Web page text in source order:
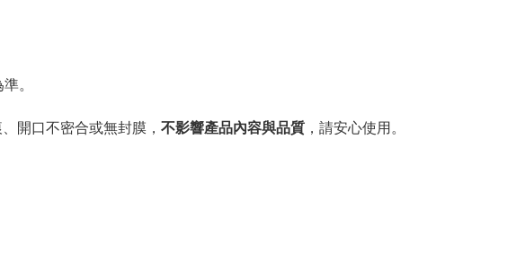
。
開口不密合或無封膜， 不影響產品內容與品質 ，請安心使用。